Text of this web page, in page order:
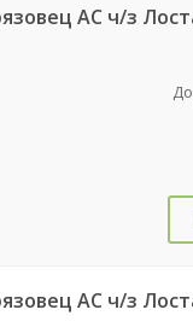
АС ч/з
АС ч/з